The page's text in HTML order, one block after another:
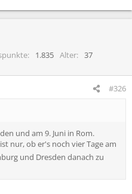
1.835 Alter
37
#326
und am 9. Juni in Rom.
nur, ob er's noch vier Tage am
und Dresden danach zu